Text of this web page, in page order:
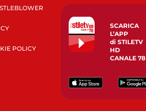
POLICY
SCARICA
L’APP
di STILETV
HD
CANALE 78